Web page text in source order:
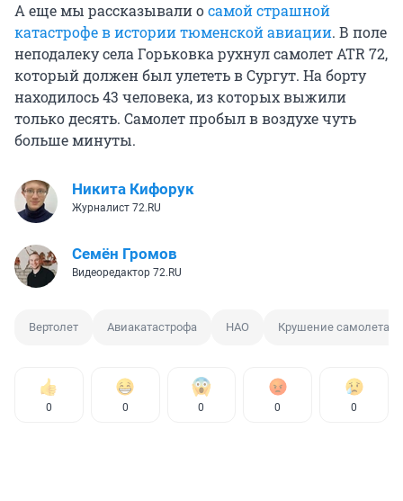
А еще мы рассказывали осамой страшной
катастрофе в истории тюменской авиации. В поле
неподалеку села Горьковка рухнул самолет ATR 72,
который должен был улететь в Сургут. На борту
находилось 43 человека, из которых выжили
только десять. Самолет пробыл в воздухе чуть
больше минуты.
Никита Кифорук
Журналист 72.RU
Семён Громов
Видеоредактор 72.RU
Вертолет Авиакатастрофа НАО Крушение самолета
0 0 0 0 0